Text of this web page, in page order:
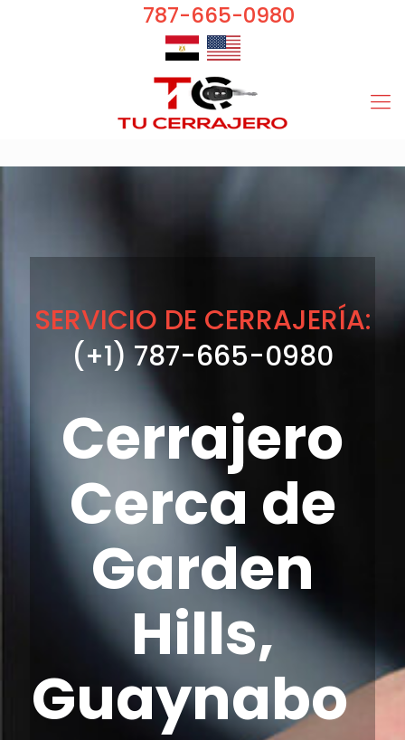
787-665-0980
SERVICIO DE CERRAJERÍA:
(+1) 787-665-0980
Cerrajero
Cerca de
Garden
Hills,
Guaynabo